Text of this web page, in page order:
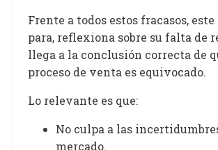
Frente a todos estos fracasos, este
para, reflexiona sobre su falta de
llega a la conclusión correcta de
proceso de venta es equivocado.
Lo relevante es que:
No culpa a las
mercado.